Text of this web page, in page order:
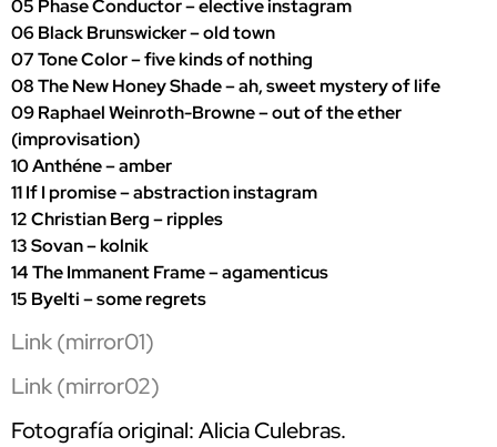
05 Phase Conductor – elective instagram
06 Black Brunswicker – old town
07 Tone Color – five kinds of nothing
08 The New Honey Shade – ah, sweet mystery of life
09 Raphael Weinroth-Browne – out of the ether
(improvisation)
10 Anthéne – amber
11 If I promise – abstraction instagram
12 Christian Berg – ripples
13 Sovan – kolnik
14 The Immanent Frame – agamenticus
15 Byelti – some regrets
Link (mirror01)
Link (mirror02)
Fotografía original: Alicia Culebras.